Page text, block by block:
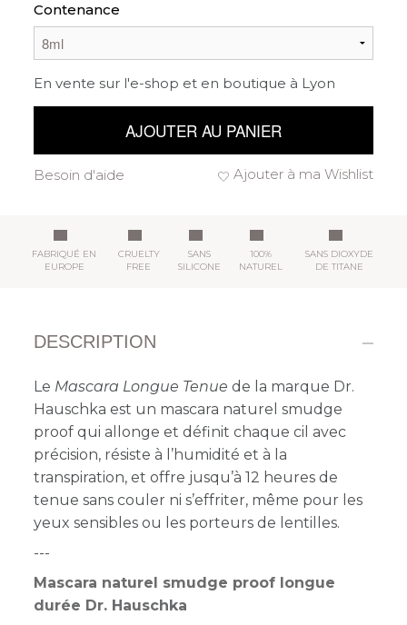
Contenance
En vente sur l'e-shop et en boutique à Lyon
AJOUTER AU PANIER
Ajouter à ma Wishlist
Besoin d'aide
FABRIQUÉ EN
EUROPE
CRUELTY
FREE
SANS
SILICONE
100%
NATUREL
SANS DIOXYDE
DE TITANE
DESCRIPTION
Le Mascara Longue Tenue de la marque Dr.
Hauschka est un mascara naturel smudge
proof qui allonge et définit chaque cil avec
précision, résiste à l’humidité et à la
transpiration, et offre jusqu’à 12 heures de
tenue sans couler ni s’effriter, même pour les
yeux sensibles ou les porteurs de lentilles.
---
Mascara naturel smudge proof longue
durée Dr. Hauschka